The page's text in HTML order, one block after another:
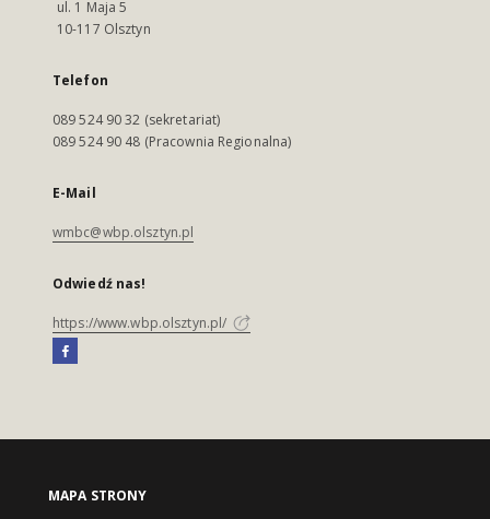
ul. 1 Maja 5
10-117 Olsztyn
Telefon
089 524 90 32 (sekretariat)
089 524 90 48 (Pracownia Regionalna)
E-Mail
wmbc@wbp.olsztyn.pl
Odwiedź nas!
https://www.wbp.olsztyn.pl/
MAPA STRONY